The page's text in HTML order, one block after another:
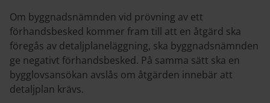
Om byggnadsnämnden vid prövning av ett
förhandsbesked kommer fram till att en åtgärd ska
föregås av detaljplaneläggning, ska byggnadsnämnden
ge negativt förhandsbesked. På samma sätt ska en
bygglovsansökan avslås om åtgärden innebär att
detaljplan krävs.